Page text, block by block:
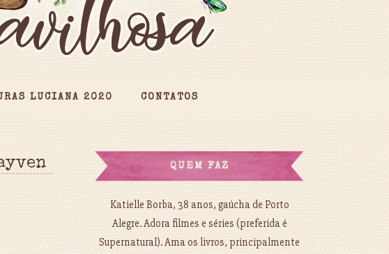
LUCIANA 2020 CONTATOS
QUEM FAZ
Katielle Borba, 38 anos, gaúcha de Porto
Alegre. Adora filmes e séries (preferida é
Supernatural). Ama os livros, principalmente